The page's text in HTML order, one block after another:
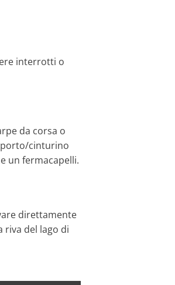
interrotti o
da corsa o
cinturino
un fermacapelli.
direttamente
riva del lago di